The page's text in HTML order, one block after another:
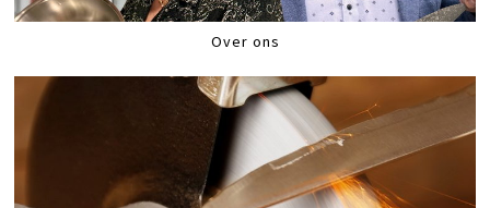
Over ons